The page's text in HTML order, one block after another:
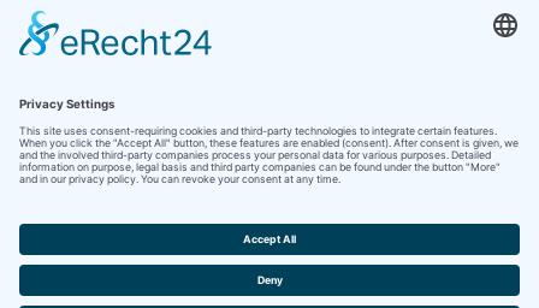
Kontakt
Klinikum Bad Hersfeld GmbH
Seilerweg 29
36251 Bad Hersfeld
Telefax +49 (6621) 88-1033
Kontakt